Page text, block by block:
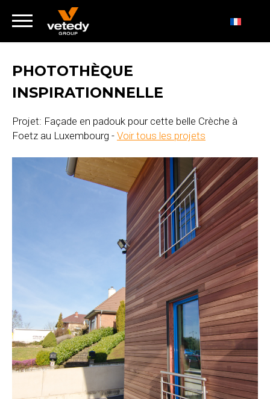
PHOTOTHÈQUE
INSPIRATIONNELLE
Projet: Façade en padouk pour cette belle Crèche à
Foetz au Luxembourg - Voir tous les projets